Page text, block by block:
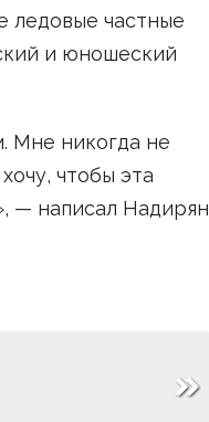
ледовые частные
и юношеский
Мне никогда не
чтобы эта
— написал Надирян